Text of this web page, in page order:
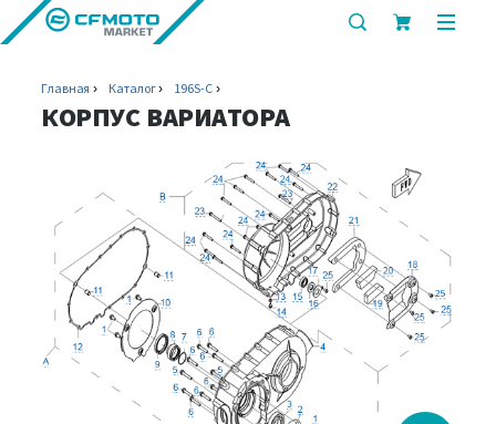
показать
Главная Каталог 196S-C
КОРПУС ВАРИАТОРА